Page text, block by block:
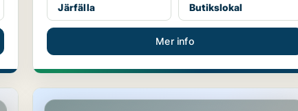
Järfälla
Butikslokal
Mer info
Butikslokal i Vasastan